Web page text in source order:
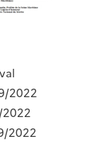
2022
2022